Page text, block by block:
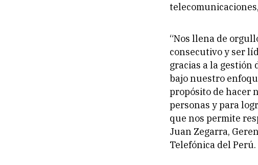
“Nos llena de
consecutivo y ser
gracias a la gestión
bajo nuestro
propósito de hacer
personas y para
que nos permite
Juan Zegarra,
Telefónica del Perú.